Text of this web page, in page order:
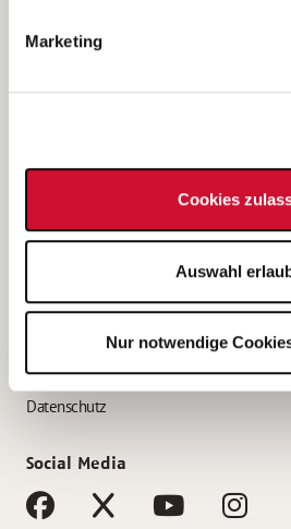
Marketing
Cookies
Auswahl
Nur notwendige
Bewerbung als Altenpflegehelfer*in
Bewerbung als Erzieher*in
AWO Gliederungen nach Bundesland
Impressum
Datenschutz
Social Media